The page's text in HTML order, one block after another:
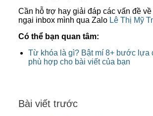
Cần hỗ trợ hay giải đáp các vấn đề
ngại inbox mình qua Zalo Lê Thị Mỹ
Có thể bạn quan tâm:
Từ khóa là gì? Bật mí 8+ bước lựa
phù hợp cho bài viết của bạn
Bài viết trước